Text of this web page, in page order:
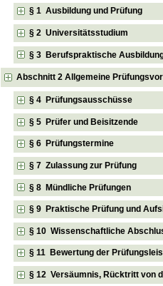
§ 1 Ausbildung und Prüfung
§ 2 Universitätsstudium
§ 3 Berufspraktische
Abschnitt 2 Allgemeine
§ 4 Prüfungsausschüsse
§ 5 Prüfer und Beisitzende
§ 6 Prüfungstermine
§ 7 Zulassung zur Prüfung
§ 8 Mündliche Prüfungen
§ 9 Praktische Prüfung und
§ 10 Wissenschaftliche
§ 11 Bewertung der
§ 12 Versäumnis, Rücktritt von